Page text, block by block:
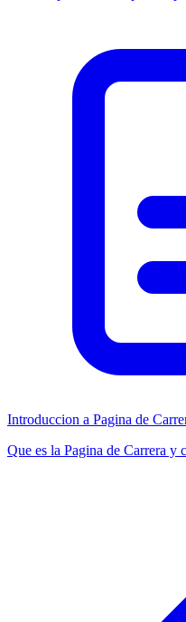
Introduccion a Pagina de
Que es la Pagina de Carrera y